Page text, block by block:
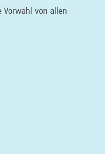
Vorwahl von allen